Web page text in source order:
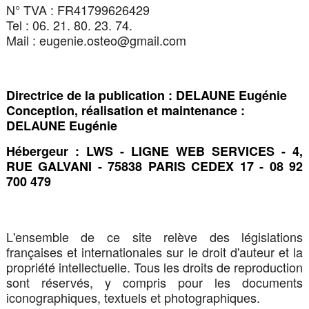
N° TVA : FR41799626429
Tel : 06. 21. 80. 23. 74.
Mail : eugenie.osteo@gmail.com
Directrice de la publication : DELAUNE Eugénie
Conception, réalisation et maintenance :
DELAUNE Eugénie
Hébergeur : LWS - LIGNE WEB SERVICES - 4,
RUE GALVANI - 75838 PARIS CEDEX 17 - 08 92
700 479
L'ensemble de ce site relève des législations
françaises et internationales sur le droit d'auteur et la
propriété intellectuelle. Tous les droits de reproduction
sont réservés, y compris pour les documents
iconographiques, textuels et photographiques.